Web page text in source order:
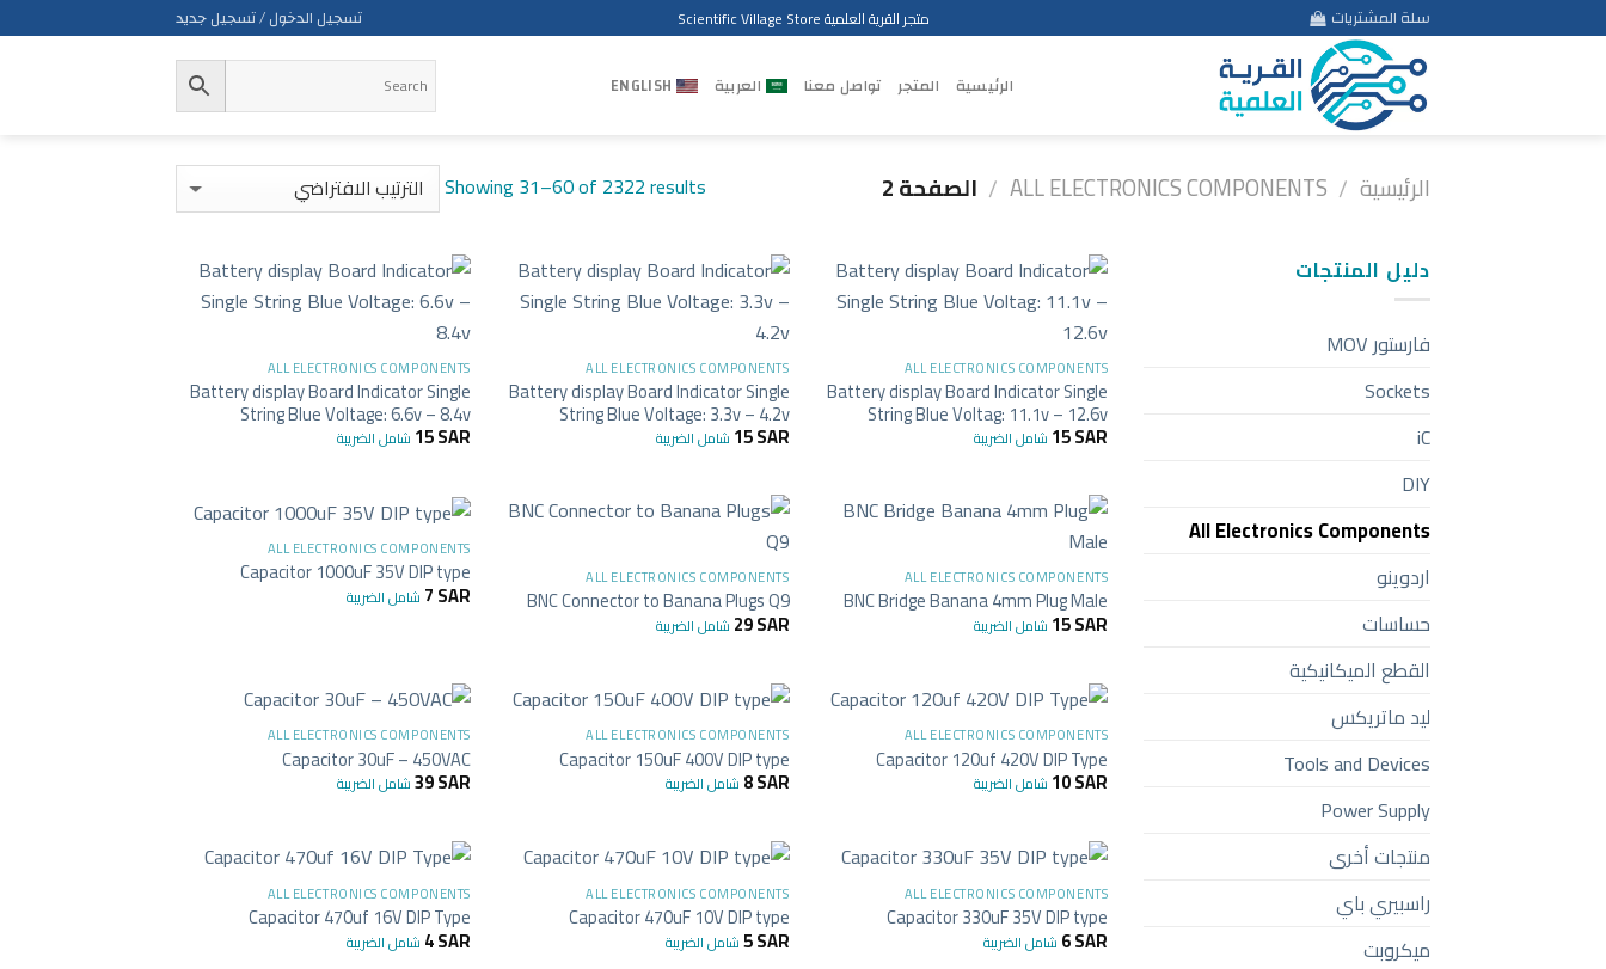
to
سلة المشتريات متجر القرية العلمية Scientific Village Store تسجيل الدخول / تسجيل جديد
الرئيسية المتجر تواصل معنا العربية ENGLISH
الرئيسية /
ALL ELECTRONICS COMPONENTS
/ الصفحة 2 Showing 31–60 of 2322 results
دليل المنتجات
فارستور MOV
Sockets
iC
DIY
All Electronics Components
اردوينو
حساسات
القطع الميكانيكية
ليد ماتريكس
Tools and Devices
Power Supply
منتجات أخرى
راسبيري باي
ميكروبت
ALL ELECTRONICS COMPONENTS
Battery display Board Indicator Single
String Blue Voltag: 11.1v – 12.6v
15SAR شامل الضريبة
ALL ELECTRONICS COMPONENTS
Battery display Board Indicator Single
String Blue Voltage: 3.3v – 4.2v
15SAR شامل الضريبة
ALL ELECTRONICS COMPONENTS
Battery display Board Indicator Single
String Blue Voltage: 6.6v – 8.4v
15SAR شامل الضريبة
ALL ELECTRONICS COMPONENTS
BNC Bridge Banana 4mm Plug Male
15SAR شامل الضريبة
ALL ELECTRONICS COMPONENTS
BNC Connector to Banana Plugs Q9
29SAR شامل الضريبة
ALL ELECTRONICS COMPONENTS
Capacitor 1000uF 35V DIP type
7SAR شامل الضريبة
ALL ELECTRONICS COMPONENTS
Capacitor 120uf 420V DIP Type
10SAR شامل الضريبة
ALL ELECTRONICS COMPONENTS
Capacitor 150uF 400V DIP type
8SAR شامل الضريبة
ALL ELECTRONICS COMPONENTS
Capacitor 30uF – 450VAC
39SAR شامل الضريبة
+
ALL ELECTRONICS COMPONENTS
Capacitor 330uF 35V DIP type
6SAR شامل الضريبة
+
ALL ELECTRONICS COMPONENTS
Capacitor 470uF 10V DIP type
5SAR شامل الضريبة
+
ALL ELECTRONICS COMPONENTS
Capacitor 470uf 16V DIP Type
4SAR شامل الضريبة